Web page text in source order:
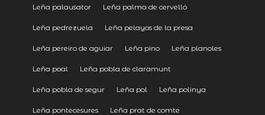
Leña palausator Leña palma de cervelló
Leña pedrezuela Leña pelayos de la presa
Leña pereiro de aguiar Leña pino Leña planoles
Leña poal Leña pobla de claramunt
Leña pobla de segur Leña pol Leña polinya
Leña pontecesures Leña prat de comte